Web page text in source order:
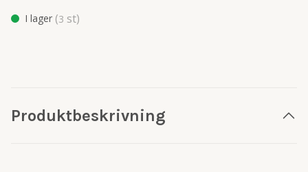
I lager (3 st)
Produktbeskrivning